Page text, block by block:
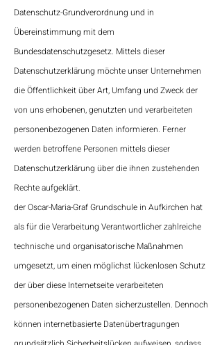
Datenschutz-Grundverordnung und in
Übereinstimmung mit dem
Bundesdatenschutzgesetz. Mittels dieser
Datenschutzerklärung möchte unser Unternehmen
die Öffentlichkeit über Art, Umfang und Zweck der
von uns erhobenen, genutzten und verarbeiteten
personenbezogenen Daten informieren. Ferner
werden betroffene Personen mittels dieser
Datenschutzerklärung über die ihnen zustehenden
Rechte aufgeklärt.
der Oscar-Maria-Graf Grundschule in Aufkirchen hat
als für die Verarbeitung Verantwortlicher zahlreiche
technische und organisatorische Maßnahmen
umgesetzt, um einen möglichst lückenlosen Schutz
der über diese Internetseite verarbeiteten
personenbezogenen Daten sicherzustellen. Dennoch
können internetbasierte Datenübertragungen